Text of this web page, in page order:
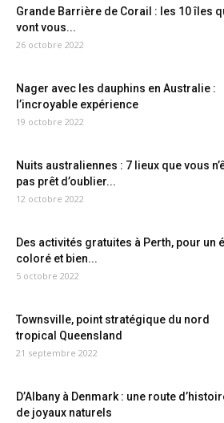
Grande Barrière de Corail : les 10 îles
vont vous...
26 octobre 2022
Nager avec les dauphins en Australie :
l’incroyable expérience
19 octobre 2022
Nuits australiennes : 7 lieux que vous
pas prêt d’oublier...
12 octobre 2022
Des activités gratuites à Perth, pour un
coloré et bien...
5 octobre 2022
Townsville, point stratégique du nord
tropical Queensland
21 septembre 2022
D’Albany à Denmark : une route
de joyaux naturels